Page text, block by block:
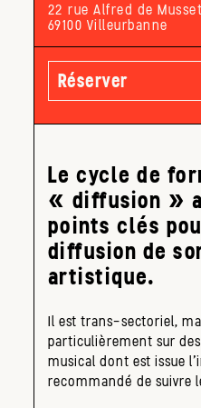
22 rue Alfred de Musset
69100 Villeurbanne
Réserver
Le cycle de
« diffusion »
points clés
diffusion de
artistique.
Il est trans-sectoriel,
particulièrement sur
musical dont est issue
recommandé de suivre